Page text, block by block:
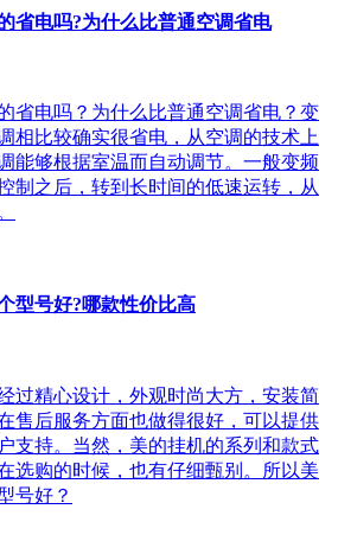
省电吗?为什么比普通空调省电
省电吗？为什么比普通空调省电？变
相比较确实很省电，从空调的技术上
能够根据室温而自动调节。一般变频
制之后，转到长时间的低速运转，从
型号好?哪款性价比高
过精心设计，外观时尚大方，安装简
售后服务方面也做得很好，可以提供
支持。当然，美的挂机的系列和款式
选购的时候，也有仔细甄别。所以美
号好？